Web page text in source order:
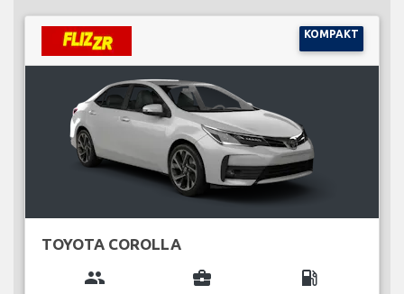
KOMPAKT
TOYOTA COROLLA
group business_center local_gas_station